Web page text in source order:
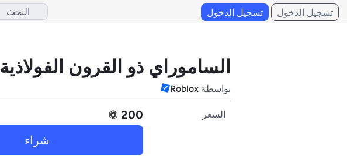
تسجيل الدخول تسجيل الدخول
الساموراي ذو القرون الفولاذية
بواسطة Roblox
السعر
200
شراء